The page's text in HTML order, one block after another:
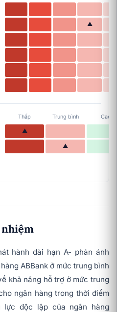
▲
Thấp Trung bình Cao
▲
▲
hành dài hạn A- phản ánh
ABBank ở mức trung bình
khả năng hỗ trợ ở mức trung
ngân hàng trong thời điểm
lực độc lập của ngân hàng